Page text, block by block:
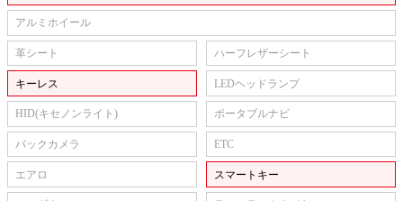
アルミホイール
革シート ハーフレザーシート
キーレス LEDヘッドランプ
HID(キセノンライト) ポータブルナビ
バックカメラ ETC
エアロ スマートキー